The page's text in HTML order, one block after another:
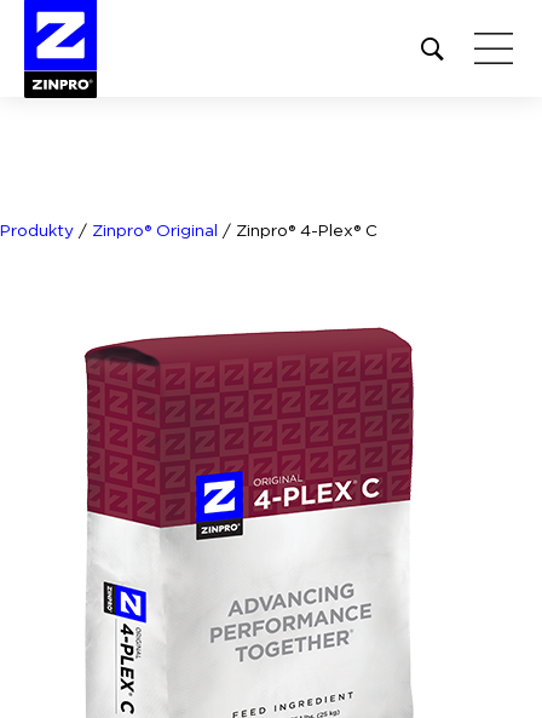
Open
site
Produkty / Zinpro® Original / Zinpro® 4-Plex® C